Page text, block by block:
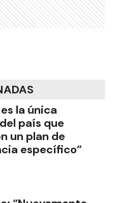
la única
país que
un plan de
específico”